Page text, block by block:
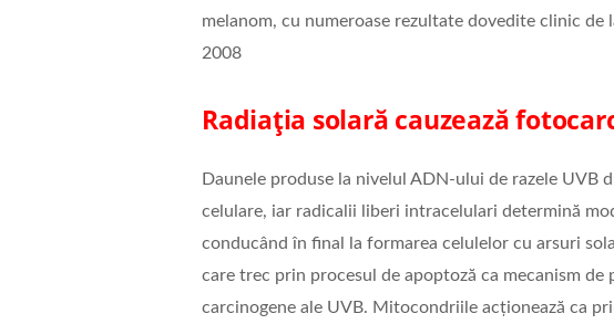
melanom, cu numeroase rezultate dovedite clinic de
2008
Radiația solară cauzează
Daunele produse la nivelul ADN-ului de razele UVB
celulare, iar radicalii liberi intracelulari determină
conducând în final la formarea celulelor cu arsuri
care trec prin procesul de apoptoză ca mecanism
carcinogene ale UVB. Mitocondriile acționează ca